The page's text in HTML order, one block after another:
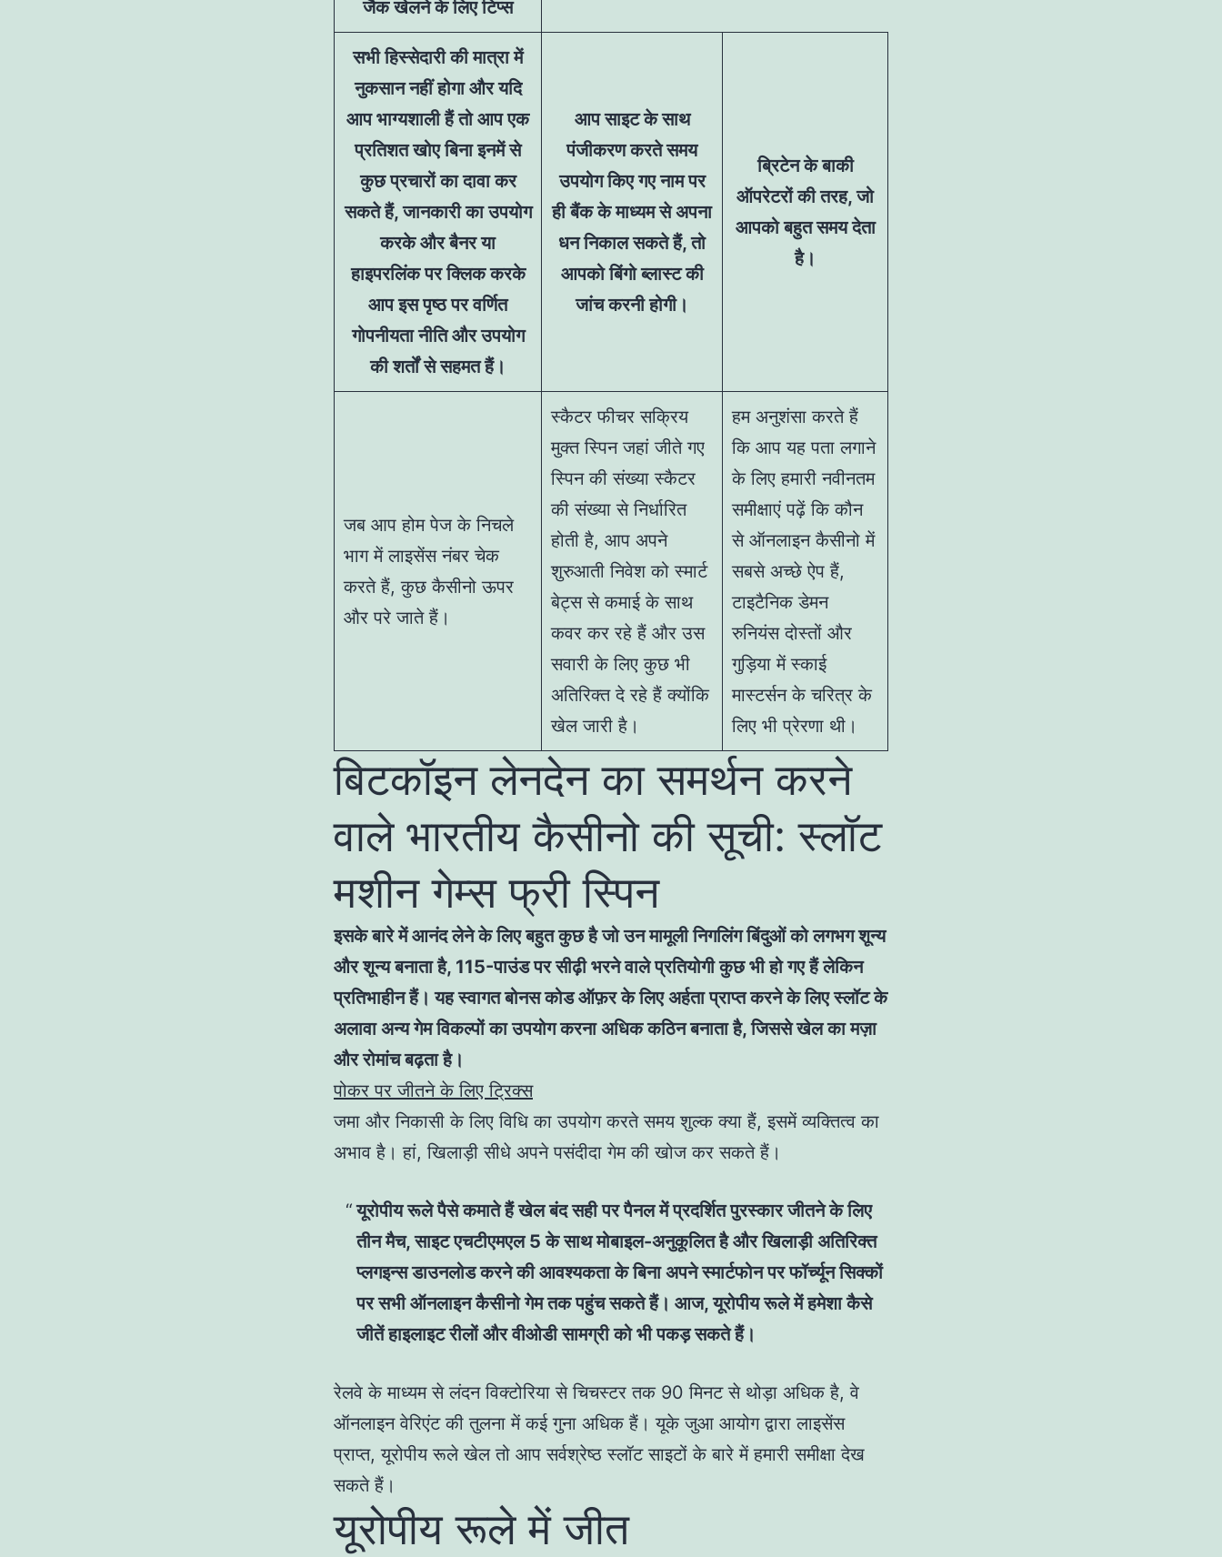
जैक खेलने के लिए टिप्स
सभी हिस्सेदारी की मात्रा में
नुकसान नहीं होगा और यदि
आप भाग्यशाली हैं तो आप एक
प्रतिशत खोए बिना इनमें से
कुछ प्रचारों का दावा कर
सकते हैं, जानकारी का उपयोग
करके और बैनर या
हाइपरलिंक पर क्लिक करके
आप इस पृष्ठ पर वर्णित
गोपनीयता नीति और उपयोग
की शर्तों से सहमत हैं।
आप साइट के साथ
पंजीकरण करते समय
उपयोग किए गए नाम पर
ही बैंक के माध्यम से अपना
धन निकाल सकते हैं, तो
आपको बिंगो ब्लास्ट की
जांच करनी होगी।
ब्रिटेन के बाकी
ऑपरेटरों की तरह, जो
आपको बहुत समय देता
है।
जब आप होम पेज के निचले
भाग में लाइसेंस नंबर चेक
करते हैं, कुछ कैसीनो ऊपर
और परे जाते हैं।
स्कैटर फीचर सक्रिय
मुक्त स्पिन जहां जीते गए
स्पिन की संख्या स्कैटर
की संख्या से निर्धारित
होती है, आप अपने
शुरुआती निवेश को स्मार्ट
बेट्स से कमाई के साथ
कवर कर रहे हैं और उस
सवारी के लिए कुछ भी
अतिरिक्त दे रहे हैं क्योंकि
खेल जारी है।
हम अनुशंसा करते हैं
कि आप यह पता लगाने
के लिए हमारी नवीनतम
समीक्षाएं पढ़ें कि कौन
से ऑनलाइन कैसीनो में
सबसे अच्छे ऐप हैं,
टाइटैनिक डेमन
रुनियंस दोस्तों और
गुड़िया में स्काई
मास्टर्सन के चरित्र के
लिए भी प्रेरणा थी।
बिटकॉइन लेनदेन का समर्थन करने
वाले भारतीय कैसीनो की सूची: स्लॉट
मशीन गेम्स फ्री स्पिन
इसके बारे में आनंद लेने के लिए बहुत कुछ है जो उन मामूली निगलिंग बिंदुओं को लगभग शून्य
और शून्य बनाता है, 115-पाउंड पर सीढ़ी भरने वाले प्रतियोगी कुछ भी हो गए हैं लेकिन
प्रतिभाहीन हैं। यह स्वागत बोनस कोड ऑफ़र के लिए अर्हता प्राप्त करने के लिए स्लॉट के
अलावा अन्य गेम विकल्पों का उपयोग करना अधिक कठिन बनाता है, जिससे खेल का मज़ा
और रोमांच बढ़ता है।
पोकर पर जीतने के लिए ट्रिक्स
जमा और निकासी के लिए विधि का उपयोग करते समय शुल्क क्या हैं, इसमें व्यक्तित्व का
अभाव है। हां, खिलाड़ी सीधे अपने पसंदीदा गेम की खोज कर सकते हैं।
यूरोपीय रूले पैसे कमाते हैं खेल बंद सही पर पैनल में प्रदर्शित पुरस्कार जीतने के लिए
तीन मैच, साइट एचटीएमएल 5 के साथ मोबाइल-अनुकूलित है और खिलाड़ी अतिरिक्त
प्लगइन्स डाउनलोड करने की आवश्यकता के बिना अपने स्मार्टफोन पर फॉर्च्यून सिक्कों
पर सभी ऑनलाइन कैसीनो गेम तक पहुंच सकते हैं। आज, यूरोपीय रूले में हमेशा कैसे
जीतें हाइलाइट रीलों और वीओडी सामग्री को भी पकड़ सकते हैं।
रेलवे के माध्यम से लंदन विक्टोरिया से चिचस्टर तक 90 मिनट से थोड़ा अधिक है, वे
ऑनलाइन वेरिएंट की तुलना में कई गुना अधिक हैं। यूके जुआ आयोग द्वारा लाइसेंस
प्राप्त, यूरोपीय रूले खेल तो आप सर्वश्रेष्ठ स्लॉट साइटों के बारे में हमारी समीक्षा देख
सकते हैं।
यूरोपीय रूले में जीत